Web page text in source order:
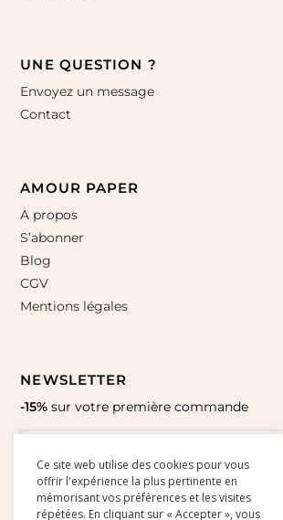
UNE QUESTION ?
Envoyez un message
Contact
AMOUR PAPER
A propos
S’abonner
Blog
CGV
Mentions légales
NEWSLETTER
-15% sur votre première commande
Ce site web utilise des cookies pour vous
offrir l'expérience la plus pertinente en
mémorisant vos préférences et les visites
répétées. En cliquant sur « Accepter », vous